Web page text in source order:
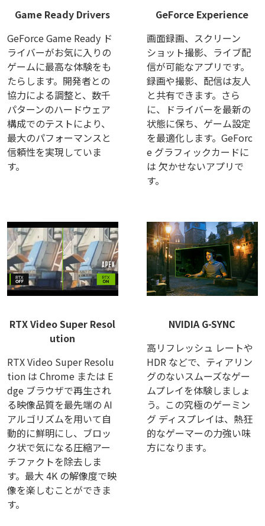
Game Ready Drivers
GeForce Game Ready ド
ライバーがお気に入りの
ゲームに最高な体験をも
たらします。開発者との
協力による調整と、数千
パターンのハードウェア
構成でのテストにより、
最大のパフォーマンスと
信頼性を実現していま
す。
GeForce Experience
画面録画、スクリーン
ショット撮影、ライブ配
信が可能なアプリです。
録画や撮影、配信は友人
と共有できます。さら
に、ドライバーを最新の
状態に保ち、ゲーム設定
を最適化します。GeForc
e グラフィックカードに
は 欠かせないアプリで
す。
RTX Video Super Resol
ution
RTX Video Super Resolu
tion は Chrome または E
dge ブラウザで再生され
る映像品質を最先端の AI
アルゴリズムを用いて自
動的に鮮明にし、ブロッ
ク状で気になる圧縮アー
チファクトを除去しま
す。最大 4K の解像度で映
像を楽しむことができま
す。
NVIDIA G-SYNC
高リフレッシュ レートや
HDR などで、ティアリン
グのないスムーズなゲー
ムプレイを体験しましょ
う。この究極のゲーミン
グ ディスプレイは、熱狂
的なゲーマーの力強い味
方になります。